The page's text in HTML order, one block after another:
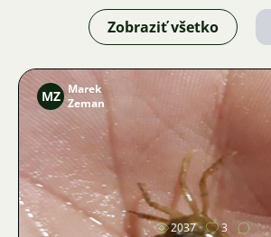
Zobraziť všetko
Obrázok
MZ Marek
Zeman
2037 3